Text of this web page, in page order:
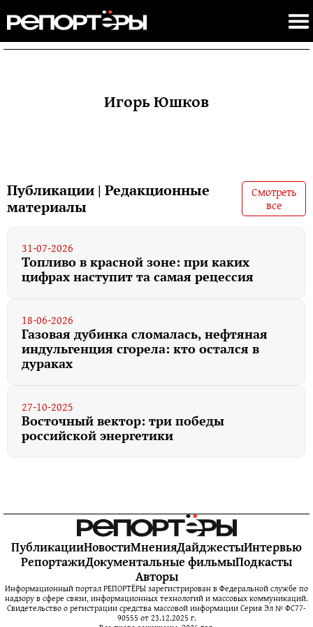
Игорь Юшков
Публикации | Редакционные
материалы
Смотреть
все
31-07-2026
Топливо в красной зоне: при каких
цифрах наступит та самая рецессия
18-06-2026
Газовая дубинка сломалась, нефтяная
индульгенция сгорела: кто остался в
дураках
27-10-2025
Восточный вектор: три победы
российской энергетики
ПубликацииНовостиМненияДайджестыИнтервью
РепортажиДокументальные фильмыПодкасты
Авторы
Информационный портал РЕПОРТЁРЫ зарегистрирован в Федеральной службе по
надзору в сфере связи, информационных технологий и массовых коммуникаций.
Свидетельство о регистрации средства массовой информации Серия Эл № ФС77-
90555 от 23.12.2025 г.